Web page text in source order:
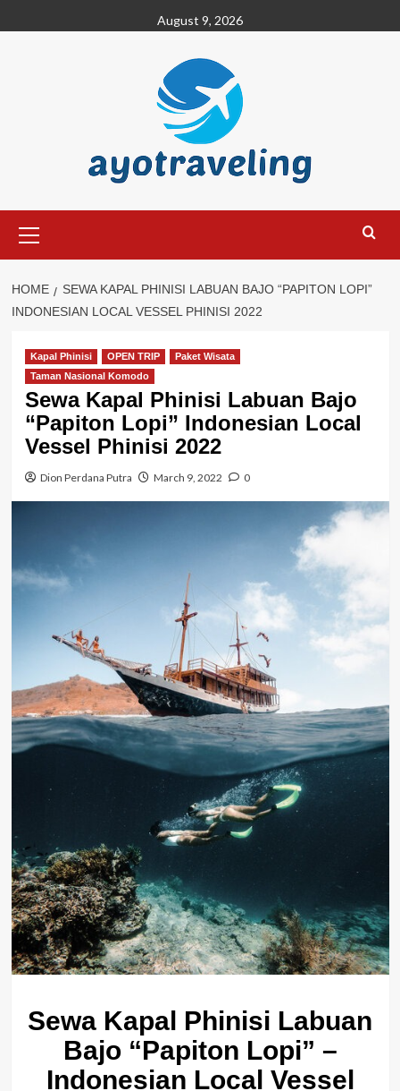
to
August 9, 2026
Menu
HOME
SEWA KAPAL PHINISI LABUAN BAJO “PAPITON LOPI”
INDONESIAN LOCAL VESSEL PHINISI 2022
Kapal Phinisi OPEN TRIP
Paket Wisata
Taman Nasional Komodo
Sewa Kapal Phinisi Labuan Bajo
“Papiton Lopi” Indonesian Local
Vessel Phinisi 2022
Dion Perdana Putra March 9, 2022 0
Sewa Kapal Phinisi Labuan
Bajo “Papiton Lopi” –
Indonesian Local Vessel